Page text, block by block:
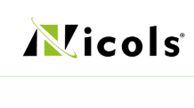
contenido